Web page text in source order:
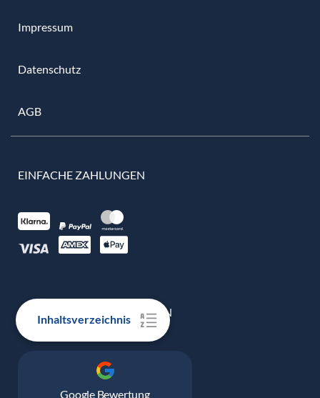
Inhaltsverzeichnis
Impressum
Datenschutz
AGB
EINFACHE ZAHLUNGEN
100% ECHTE BEWERTUNGEN
Google Bewertung